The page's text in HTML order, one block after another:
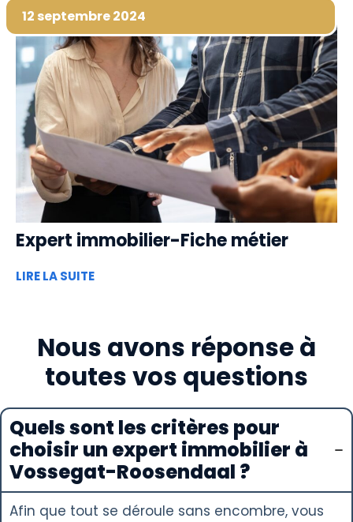
12 septembre 2024
Expert immobilier-Fiche métier
LIRE LA SUITE
Nous avons réponse à
toutes vos questions
Quels sont les critères pour
choisir un expert immobilier à
Vossegat-Roosendaal ?
Afin que tout se déroule sans encombre, vous